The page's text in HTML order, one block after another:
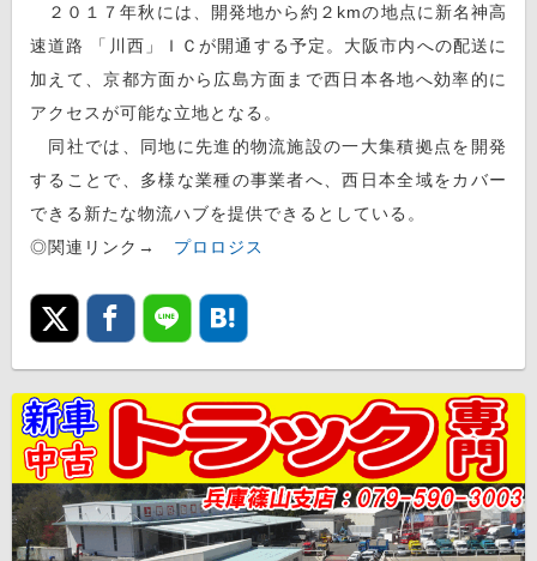
２０１７年秋には、開発地から約２kmの地点に新名神高
速道路 「川西」ＩＣが開通する予定。大阪市内への配送に
加えて、京都方面から広島方面まで西日本各地へ効率的に
アクセスが可能な立地となる。
同社では、同地に先進的物流施設の一大集積拠点を開発
することで、多様な業種の事業者へ、西日本全域をカバー
できる新たな物流ハブを提供できるとしている。
◎関連リンク→ プロロジス